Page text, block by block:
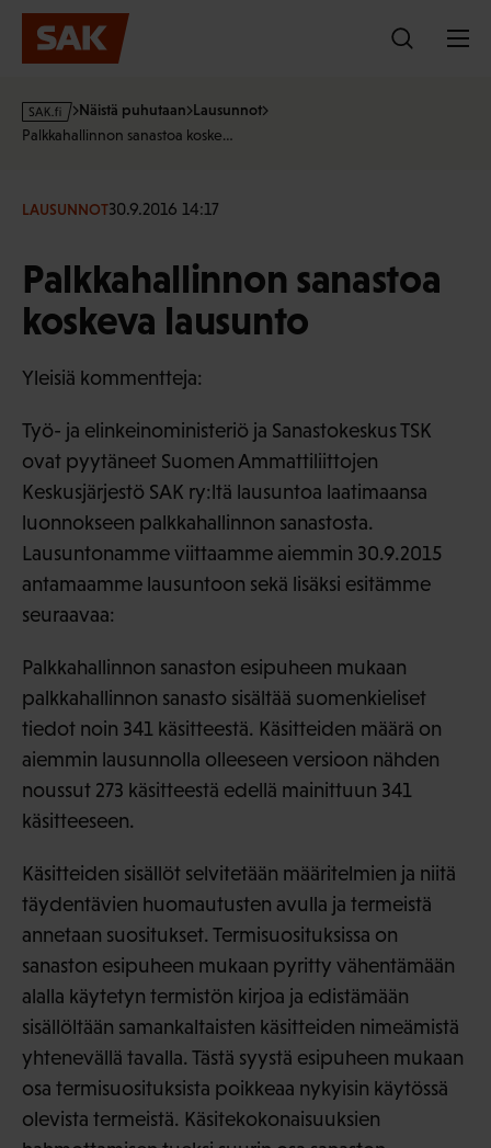
Hyppää
sisältöön
s
a
f
Näistä puhutaan Lausunnot
Palkkahallinnon sanastoa koske…
LAUSUNNOT30.9.2016 14:17
Palkkahallinnon sanastoa
koskeva lausunto
Yleisiä kommentteja:
Työ- ja elinkeinoministeriö ja Sanastokeskus TSK
ovat pyytäneet Suomen Ammattiliittojen
Keskusjärjestö SAK ry:ltä lausuntoa laatimaansa
luonnokseen palkkahallinnon sanastosta.
Lausuntonamme viittaamme aiemmin 30.9.2015
antamaamme lausuntoon sekä lisäksi esitämme
seuraavaa:
Palkkahallinnon sanaston esipuheen mukaan
palkkahallinnon sanasto sisältää suomenkieliset
tiedot noin 341 käsitteestä. Käsitteiden määrä on
aiemmin lausunnolla olleeseen versioon nähden
noussut 273 käsitteestä edellä mainittuun 341
käsitteeseen.
Käsitteiden sisällöt selvitetään määritelmien ja niitä
täydentävien huomautusten avulla ja termeistä
annetaan suositukset. Termisuosituksissa on
sanaston esipuheen mukaan pyritty vähentämään
alalla käytetyn termistön kirjoa ja edistämään
sisällöltään samankaltaisten käsitteiden nimeämistä
yhtenevällä tavalla. Tästä syystä esipuheen mukaan
osa termisuosituksista poikkeaa nykyisin käytössä
olevista termeistä. Käsitekokonaisuuksien